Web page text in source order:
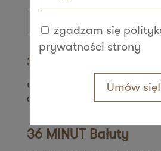
36 MINUT Aleksandrów
ul. Daszyńskiego 42
95-070 Aleksandrów
36 MINUT Bałuty
zgadzam się
prywatności strony
Umów się!